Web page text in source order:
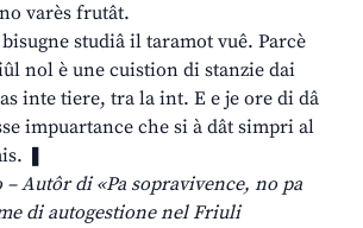
varès frutât.
studiâ il taramot vuê. Parcè
nol è une cuistion di stanzie dai
inte tiere, tra la int. E e je ore di dâ
impuartance che si à dât simpri al
❚
Autôr di «Pa sopravivence, no pa
di autogestione nel Friuli